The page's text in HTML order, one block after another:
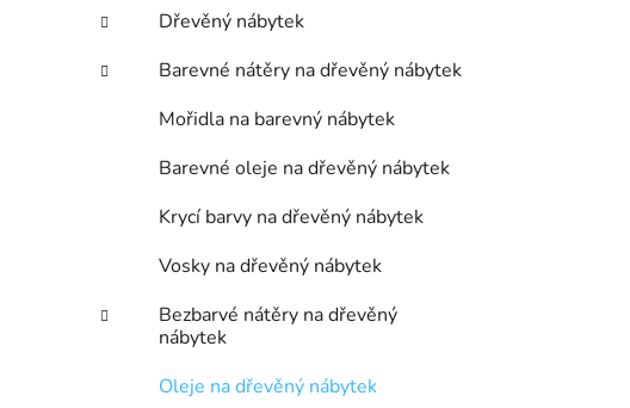
n
í
e
Dřevěný nábytek
Barevné nátěry na dřevěný nábytek
Mořidla na barevný nábytek
Barevné oleje na dřevěný nábytek
Krycí barvy na dřevěný nábytek
Vosky na dřevěný nábytek
Bezbarvé nátěry na dřevěný
nábytek
Oleje na dřevěný nábytek